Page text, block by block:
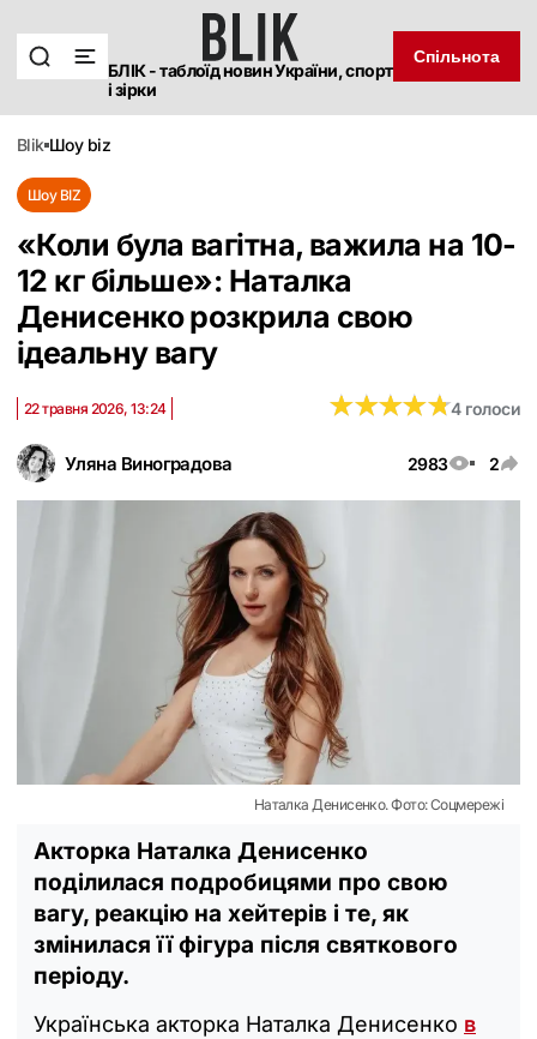
БЛІК - таблоїд новин України, спорт
і зірки
Спільнота
blik шоу biz
Шоу BIZ
«Коли була вагітна, важила на 10-
12 кг більше»: Наталка
Денисенко розкрила свою
ідеальну вагу
Уляна Виноградова 2983 2
22 травня 2026, 13:24 ★★★★★
★★★★★4 голоси
Наталка Денисенко. Фото: Соцмережі
Акторка Наталка Денисенко
поділилася подробицями про свою
вагу, реакцію на хейтерів і те, як
змінилася її фігура після святкового
періоду.
Українська акторка Наталка Денисенко в